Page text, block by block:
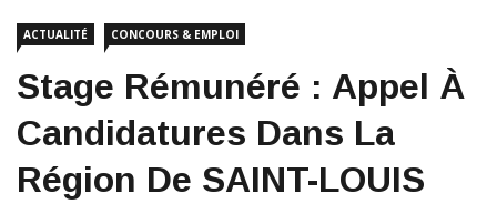
ACTUALITÉ CONCOURS & EMPLOI
Stage Rémunéré : Appel À
Candidatures Dans La
Région De SAINT-LOUIS